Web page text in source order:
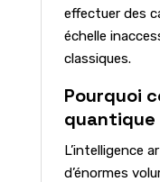
effectuer des
échelle
classiques.
Pourquoi
quantique
L’intelligence
d’énormes